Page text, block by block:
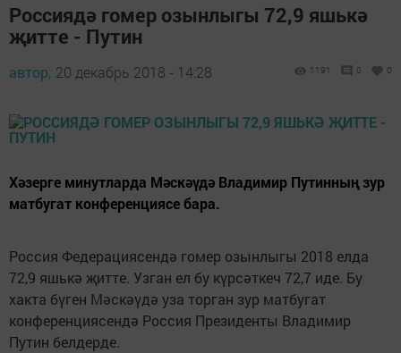
Россиядә гомер озынлыгы 72,9 яшькә
җитте - Путин
автор, 20 декабрь 2018 - 14:28 1191 0 0
Хәзерге минутларда Мәскәүдә Владимир Путинның зур
матбугат конференциясе бара.
Россия Федерациясендә гомер озынлыгы 2018 елда
72,9 яшькә җитте. Узган ел бу күрсәткеч 72,7 иде. Бу
хакта бүген Мәскәүдә уза торган зур матбугат
конференциясендә Россия Президенты Владимир
Путин белдерде.